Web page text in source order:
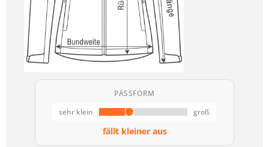
PASSFORM
sehr klein
groß
fällt kleiner aus